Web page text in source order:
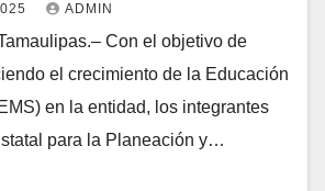
ADMIN
Con el objetivo de
el crecimiento de la Educación
en la entidad, los integrantes
para la Planeación y…